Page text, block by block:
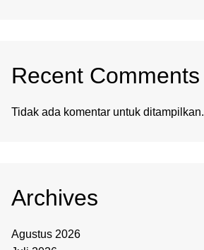
Recent Comments
Tidak ada komentar untuk ditampilkan.
Archives
Agustus 2026